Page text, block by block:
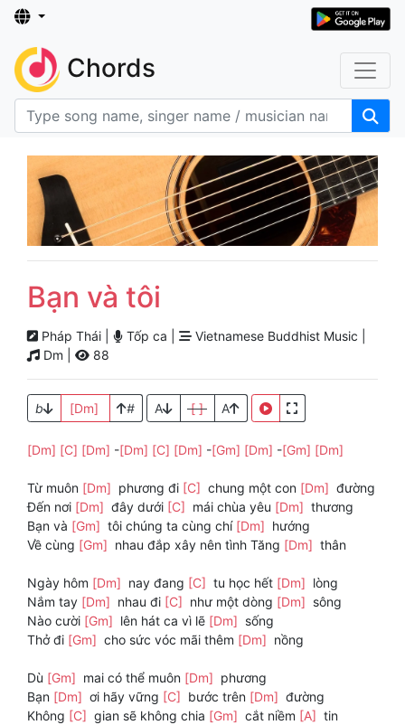
Chords
Bạn và tôi
Pháp Thái | Tốp ca |
Vietnamese Buddhist Music |
Dm |
88
b [Dm] # A [ ] A
[Dm] [C] [Dm] -[Dm] [C] [Dm] -[Gm] [Dm] -[Gm] [Dm]
Từ muôn [Dm] phương đi [C] chung một con [Dm] đường
Đến nơi [Dm] đây dưới [C] mái chùa yêu [Dm] thương
Bạn và [Gm] tôi chúng ta cùng chí [Dm] hướng
Về cùng [Gm] nhau đắp xây nên tình Tăng [Dm] thân
Ngày hôm [Dm] nay đang [C] tu học hết [Dm] lòng
Nắm tay [Dm] nhau đi [C] như một dòng [Dm] sông
Nào cười [Gm] lên hát ca vì lẽ [Dm] sống
Thở đi [Gm] cho sức vóc mãi thêm [Dm] nồng
Dù [Gm] mai có thể muôn [Dm] phương
Bạn [Dm] ơi hãy vững [C] bước trên [Dm] đường
Không [C] gian sẽ không chia [Gm] cắt niềm [A] tin